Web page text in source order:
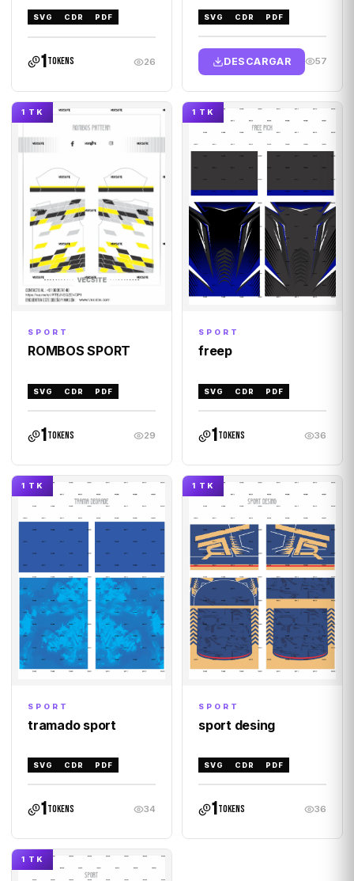
SVG CDR PDF
1tokens 26
SVG CDR PDF
DESCARGAR 57
1 TK
SPORT
ROMBOS SPORT
SVG CDR PDF
1tokens 29
1 TK
SPORT
freep
SVG CDR PDF
1tokens 36
1 TK
SPORT
tramado sport
SVG CDR PDF
1tokens 34
1 TK
SPORT
sport desing
SVG CDR PDF
1tokens 36
1 TK